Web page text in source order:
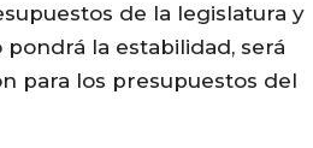
de la legislatura y
la estabilidad, será
para los presupuestos del